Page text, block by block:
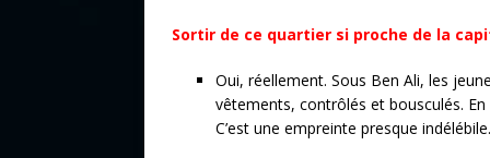
Sortir de ce quartier si proche de la
Oui, réellement. Sous Ben Ali, les
vêtements, contrôlés et bousculés.
C’est une empreinte presque indélébile.